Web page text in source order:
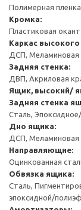
Полимерная
Кромка:
Пластиковая
Каркас
ДСП, Меламиновая
Задняя стенка:
ДВП, Акриловая
Ящик, высокий/
Задняя стенка
Сталь,
Дно ящика:
ДСП, Меламиновая
Направляющие:
Оцинкованная
Обвязка ящика:
Сталь,
эпоксидной/